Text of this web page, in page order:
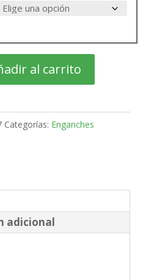
al carrito
Categorías: Enganches
adicional